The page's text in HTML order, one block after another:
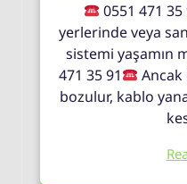
0551 471 35
yerlerinde veya
sistemi yaşamın
471 35 91
bozulur, kablo